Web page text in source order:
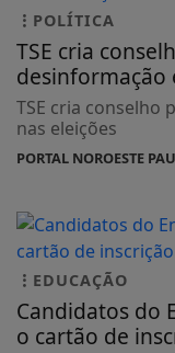
POLÍTICA
TSE cria
desinformação
TSE cria conselho
nas eleições
PORTAL NOROESTE
EDUCAÇÃO
Candidatos do
o cartão de